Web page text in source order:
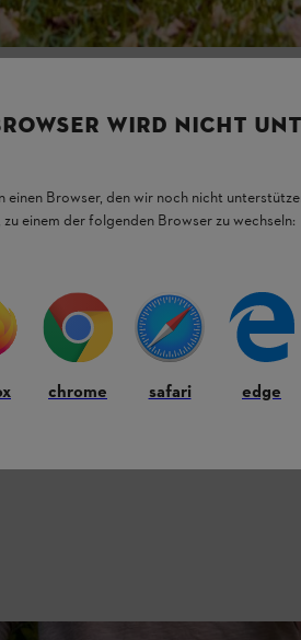
WIRD NICHT
einen Browser, den wir noch nicht
zu einem der folgenden Browser zu wechseln:
chrome safari edge